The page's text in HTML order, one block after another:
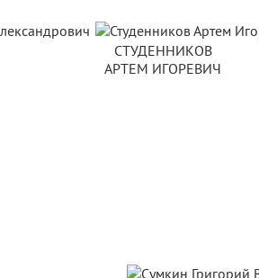
СТУДЕННИКОВ
АРТЕМ ИГОРЕВИЧ